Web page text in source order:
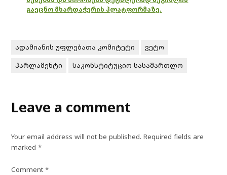
გაეცნო მხარდაჭერის პლატფორმაზე.
ადამიანის უფლებათა კომიტეტი
ვეტო
პარლამენტი
საკონსტიტუციო სასამართლო
Leave a comment
Your email address will not be published. Required fields are
marked*
Comment*